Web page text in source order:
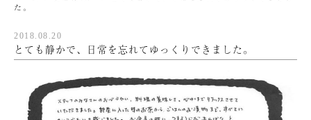
た。
2018.08.20
とても静かで、日常を忘れてゆっくりできました。